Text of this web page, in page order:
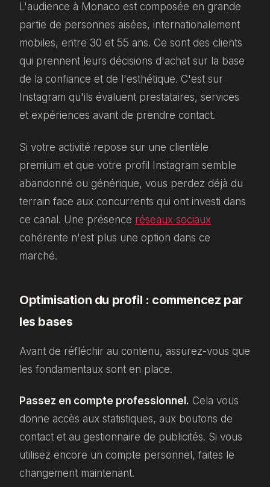
L'audience à Monaco est composée en grande
partie de personnes aisées, internationalement
mobiles, entre 30 et 55 ans. Ce sont des clients
qui prennent leurs décisions d'achat sur la base
de la confiance et de l'esthétique. C'est sur
Instagram qu'ils évaluent prestataires, services
et expériences avant de prendre contact.
Si votre activité repose sur une clientèle
premium et que votre profil Instagram semble
abandonné ou générique, vous perdez déjà du
terrain face aux concurrents qui ont investi dans
ce canal. Une présence réseaux sociaux
cohérente n'est plus une option dans ce
marché.
Optimisation du profil : commencez par
les bases
Avant de réfléchir au contenu, assurez-vous que
les fondamentaux sont en place.
Passez en compte professionnel. Cela vous
donne accès aux statistiques, aux boutons de
contact et au gestionnaire de publicités. Si vous
utilisez encore un compte personnel, faites le
changement maintenant.